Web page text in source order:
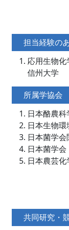
担当経験の
応用生物化
信州大学
所属学協会
日本酪農科
日本生物
日本菌学
日本菌学会
日本農芸化
共同研究・